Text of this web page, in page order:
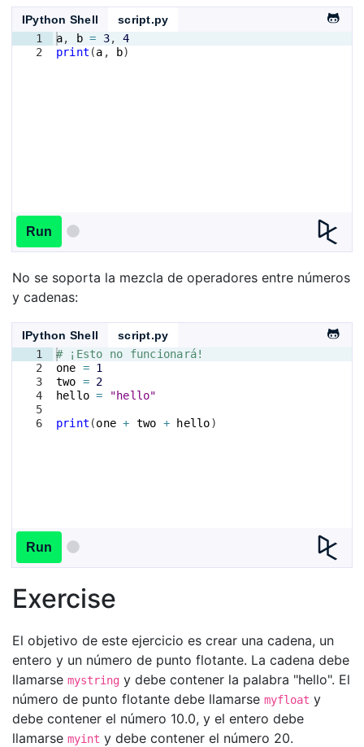
IPython Shell
script.py
1
2
a, b = 3, 4
print (a , b)
Run
No se soporta la mezcla de operadores entre números
y cadenas:
IPython Shell
script.py
1
2
3
4
5
6
# ¡Esto no funcionará!
one = 1
two = 2
hello = "hello"
print (one + two + hello)
Run
Exercise
El objetivo de este ejercicio es crear una cadena, un
entero y un número de punto flotante. La cadena debe
llamarse mystring y debe contener la palabra "hello". El
número de punto flotante debe llamarse myfloat y
debe contener el número 10.0, y el entero debe
llamarse myint y debe contener el número 20.